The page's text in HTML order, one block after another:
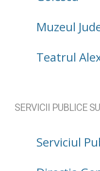
Muzeul
Teatrul
SERVICII PUBLICE
Serviciul